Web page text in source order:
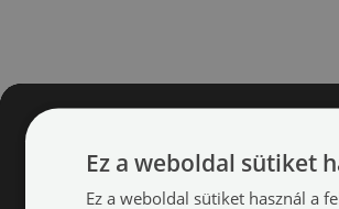
Ez a weboldal sütiket
Ez a weboldal sütiket használ a